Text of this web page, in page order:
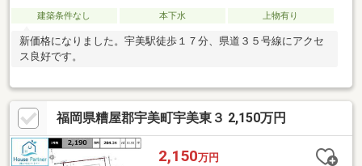
建築条件なし 本下水 上物有り
新価格になりました。宇美駅徒歩１７分、県道３５号線にアクセ
ス良好です。
福岡県糟屋郡宇美町宇美東３ 2,150万円
2,150万円